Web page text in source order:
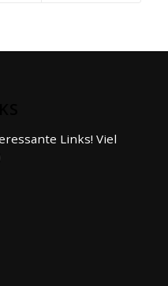
Links! Viel